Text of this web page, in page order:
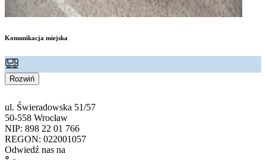
Komunikacja miejska
Rozwiń
ul. Świeradowska 51/57
50-558 Wrocław
NIP: 898 22 01 766
REGON: 022001057
Odwiedź nas na